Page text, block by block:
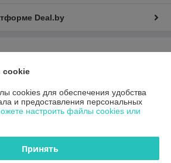
Deal.by
с ограниченной ответственностью
28, каб. 11
ЕГР: 193790359
Минский горисполком
cookie
cookies для обеспечения удобства
и предоставления персональных
настроить файлы cookies или
Принять